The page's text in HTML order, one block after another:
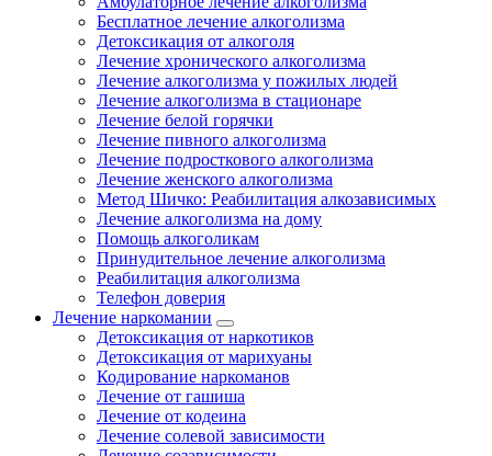
Бесплатное лечение алкоголизма
Детоксикация от алкоголя
Лечение хронического алкоголизма
Лечение алкоголизма у пожилых людей
Лечение алкоголизма в стационаре
Лечение белой горячки
Лечение пивного алкоголизма
Лечение подросткового алкоголизма
Лечение женского алкоголизма
Метод Шичко: Реабилитация алкозависимых
Лечение алкоголизма на дому
Помощь алкоголикам
Принудительное лечение алкоголизма
Реабилитация алкоголизма
Телефон доверия
Лечение наркомании
Детоксикация от наркотиков
Детоксикация от марихуаны
Кодирование наркоманов
Лечение от гашиша
Лечение от кодеина
Лечение солевой зависимости